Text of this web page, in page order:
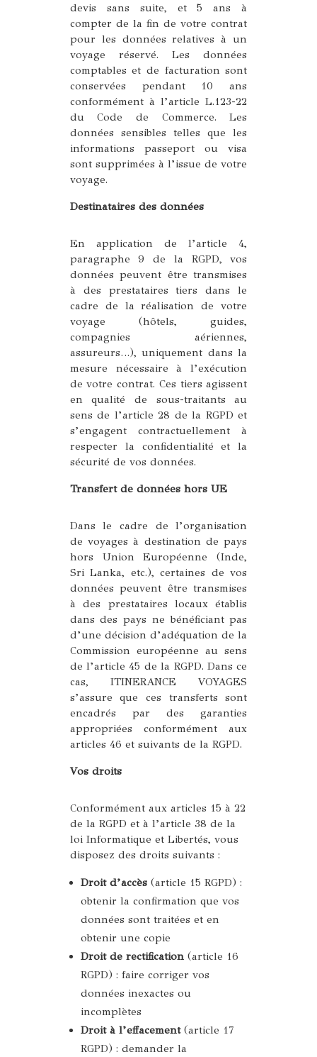
devis sans suite, et 5 ans à
compter de la fin de votre contrat
pour les données relatives à un
voyage réservé. Les données
comptables et de facturation sont
conservées pendant 10 ans
conformément à l’article L.123-22
du Code de Commerce. Les
données sensibles telles que les
informations passeport ou visa
sont supprimées à l’issue de votre
voyage.
Destinataires des données
En application de l’article 4,
paragraphe 9 de la RGPD, vos
données peuvent être transmises
à des prestataires tiers dans le
cadre de la réalisation de votre
voyage (hôtels, guides,
compagnies aériennes,
assureurs…), uniquement dans la
mesure nécessaire à l’exécution
de votre contrat. Ces tiers agissent
en qualité de sous-traitants au
sens de l’article 28 de la RGPD et
s’engagent contractuellement à
respecter la confidentialité et la
sécurité de vos données.
Transfert de données hors UE
Dans le cadre de l’organisation
de voyages à destination de pays
hors Union Européenne (Inde,
Sri Lanka, etc.), certaines de vos
données peuvent être transmises
à des prestataires locaux établis
dans des pays ne bénéficiant pas
d’une décision d’adéquation de la
Commission européenne au sens
de l’article 45 de la RGPD. Dans ce
cas, ITINERANCE VOYAGES
s’assure que ces transferts sont
encadrés par des garanties
appropriées conformément aux
articles 46 et suivants de la RGPD.
Vos droits
Conformément aux articles 15 à 22
de la RGPD et à l’article 38 de la
loi Informatique et Libertés, vous
disposez des droits suivants :
Droit d’accès(article 15 RGPD) :
obtenir la confirmation que vos
données sont traitées et en
obtenir une copie
Droit de rectification(article 16
RGPD) : faire corriger vos
données inexactes ou
incomplètes
Droit à l’effacement(article 17
RGPD) : demander la